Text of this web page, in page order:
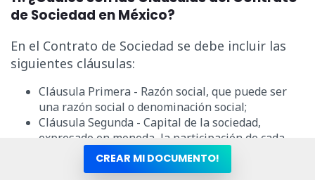
de Sociedad en México?
En el Contrato de Sociedad se debe incluir las
siguientes cláusulas:
Cláusula Primera - Razón social, que puede ser
una razón social o denominación social;
Cláusula Segunda - Capital de la sociedad,
expresado en moneda, la participación de cada
socio, la forma y plazo de su pago;
Cláusula Tercera - Dirección completa de la casa
CREAR MI DOCUMENTO!